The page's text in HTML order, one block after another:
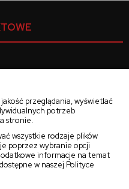
przeglądania, wyświetlać
potrzeb
stronie.
wszystkie rodzaje plików
poprzez wybranie opcji
informacje na temat
w naszej Polityce